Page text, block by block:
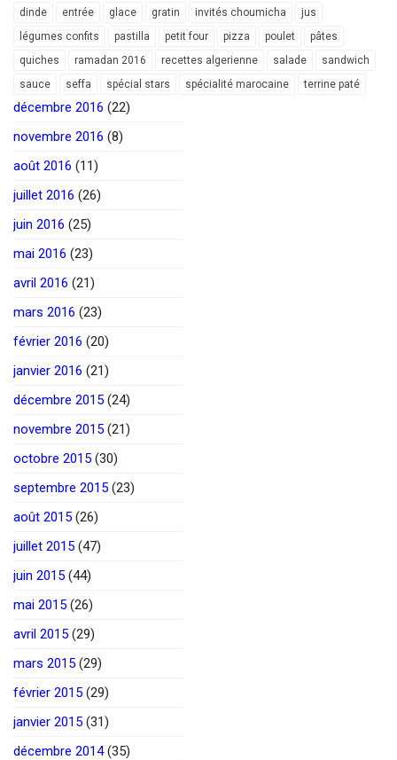
dinde entrée glace gratin invités choumicha
jus
légumes confits
pastilla petit four pizza poulet
pâtes
quiches
ramadan 2016 recettes algerienne salade
sandwich
sauce
seffa spécial stars spécialité marocaine terrine paté
décembre 2016 (22)
novembre 2016 (8)
août 2016 (11)
juillet 2016 (26)
juin 2016 (25)
mai 2016 (23)
avril 2016 (21)
mars 2016 (23)
février 2016 (20)
janvier 2016 (21)
décembre 2015 (24)
novembre 2015 (21)
octobre 2015 (30)
septembre 2015 (23)
août 2015 (26)
juillet 2015 (47)
juin 2015 (44)
mai 2015 (26)
avril 2015 (29)
mars 2015 (29)
février 2015 (29)
janvier 2015 (31)
décembre 2014(35)